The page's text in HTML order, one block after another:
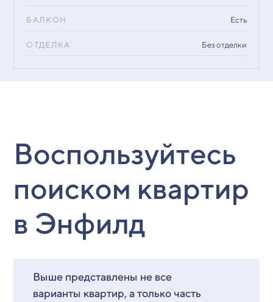
БАЛКОН Есть
ОТДЕЛКА Без отделки
Воспользуйтесь
поиском квартир
в Энфилд
Выше представлены не все
варианты квартир, а только часть